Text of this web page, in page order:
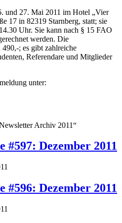
und 27. Mai 2011 im Hotel „Vier
17 in 82319 Starnberg, statt; sie
Uhr. Sie kann nach § 15 FAO
werden. Die
; es gibt zahlreiche
Referendare und Mitglieder
unter:
Archiv 2011“
#597: Dezember 2011
#596: Dezember 2011